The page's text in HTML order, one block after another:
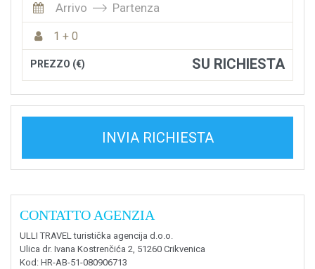
Arrivo Partenza
1 + 0
PREZZO (€) SU RICHIESTA
INVIA RICHIESTA
CONTATTO AGENZIA
ULLI TRAVEL turistička agencija d.o.o.
Ulica dr. Ivana Kostrenčića 2, 51260 Crikvenica
Kod : HR-AB-51-080906713